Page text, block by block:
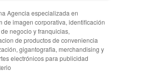
Agencia especializada en
de imagen corporativa, identificación
negocio y franquicias,
de productos de conveniencia
gigantografia, merchandising y
electrónicos para publicidad